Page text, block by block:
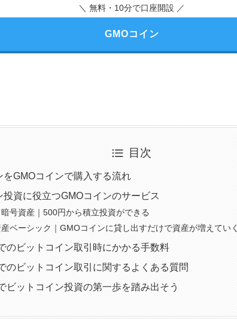
＼ 無料・10分で口座開設 ／
GMOコイン
目次
をGMOコインで購入する流れ
投資に役立つGMOコインのサービス
号資産｜500円から積立投資ができる
ベーシック｜GMOコインに貸し出すだけで資産が増えていく
のビットコイン取引時にかかる手数料
のビットコイン取引に関するよくある質問
ビットコイン投資の第一歩を踏み出そう